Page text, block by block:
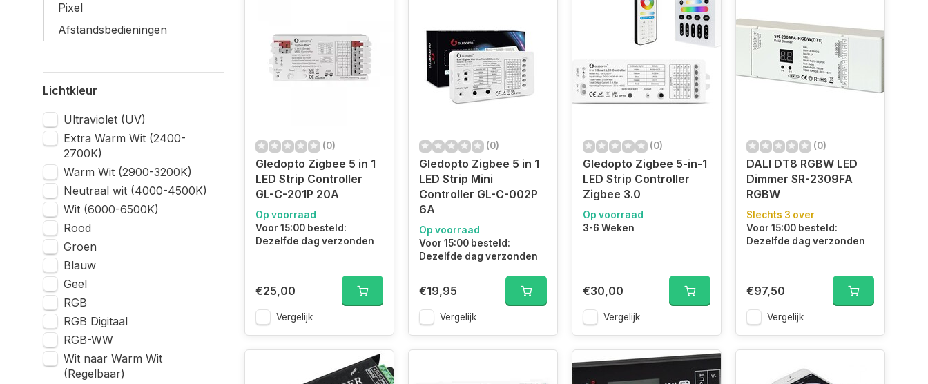
Pixel
Afstandsbedieningen
Lichtkleur
Ultraviolet (UV)
Extra Warm Wit (2400-
2700K)
Warm Wit (2900-3200K)
Neutraal wit (4000-4500K)
Wit (6000-6500K)
Rood
Groen
Blauw
Geel
RGB
RGB Digitaal
RGB-WW
Wit naar Warm Wit
(Regelbaar)
(0)
Gledopto Zigbee 5 in 1
LED Strip Controller
GL-C-201P 20A
Op voorraad
Voor 15:00 besteld:
Dezelfde dag verzonden
€25,00
Vergelijk
(0)
Gledopto Zigbee 5 in 1
LED Strip Mini
Controller GL-C-002P
6A
Op voorraad
Voor 15:00 besteld:
Dezelfde dag verzonden
€19,95
Vergelijk
(0)
Gledopto Zigbee 5-in-1
LED Strip Controller
Zigbee 3.0
Op voorraad
3-6 Weken
€30,00
Vergelijk
(0)
DALI DT8 RGBW LED
Dimmer SR-2309FA
RGBW
Slechts 3 over
Voor 15:00 besteld:
Dezelfde dag verzonden
€97,50
Vergelijk